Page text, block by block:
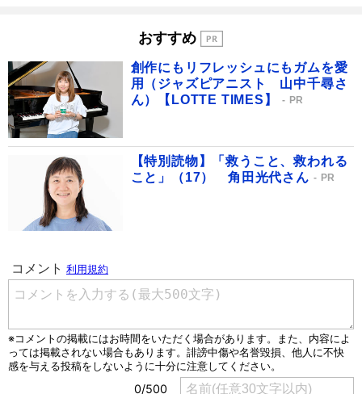
おすすめ
創作にもリフレッシュにもガムを愛
用（ジャズピアニスト 山中千尋さ
ん）【LOTTE TIMES】
PR
【特別読物】「救うこと、救われる
こと」（17） 角田光代さん
PR